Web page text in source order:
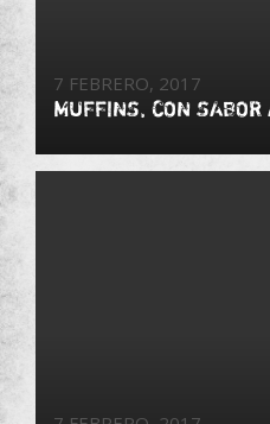
7 FEBRERO, 2017
MUFFINS, CON